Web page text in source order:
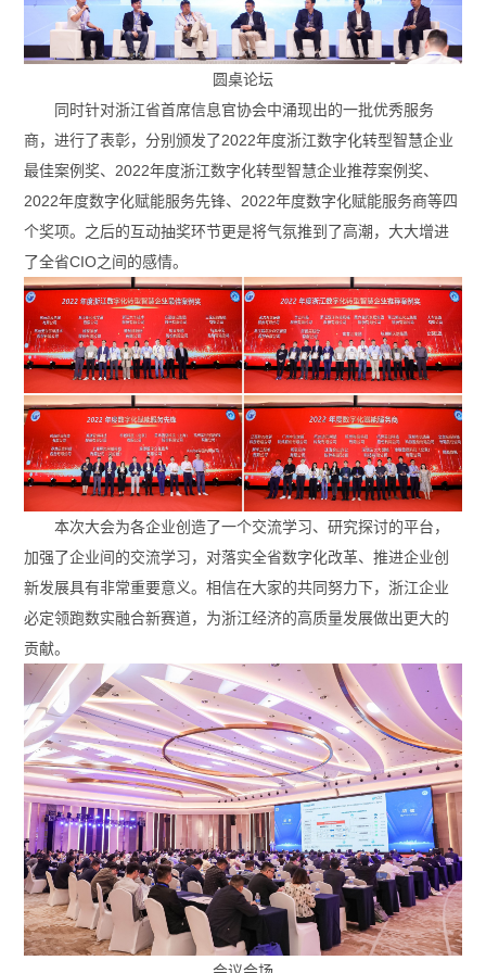
圆桌论坛
同时针对浙江省首席信息官协会中涌现出的一批优秀服务
商，进行了表彰，分别颁发了2022年度浙江数字化转型智慧企业
最佳案例奖、2022年度浙江数字化转型智慧企业推荐案例奖、
2022年度数字化赋能服务先锋、2022年度数字化赋能服务商等四
个奖项。之后的互动抽奖环节更是将气氛推到了高潮，大大增进
了全省CIO之间的感情。
本次大会为各企业创造了一个交流学习、研究探讨的平台，
加强了企业间的交流学习，对落实全省数字化改革、推进企业创
新发展具有非常重要意义。相信在大家的共同努力下，浙江企业
必定领跑数实融合新赛道，为浙江经济的高质量发展做出更大的
贡献。